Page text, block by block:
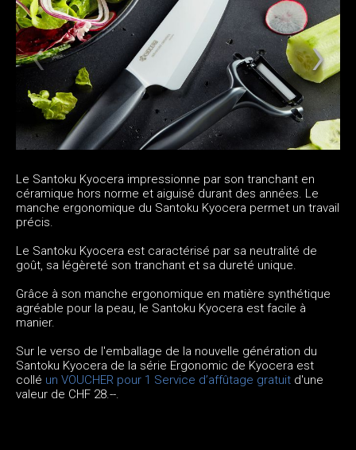
Le Santoku Kyocera impressionne par son tranchant en
céramique hors norme et aiguisé durant des années. Le
manche ergonomique du Santoku Kyocera permet un travail
précis.
Le Santoku Kyocera est caractérisé par sa neutralité de
goût, sa légèreté son tranchant et sa dureté unique.
Grâce à son manche ergonomique en matière synthétique
agréable pour la peau, le Santoku Kyocera est facile à
manier.
Sur le verso de l'emballage de la nouvelle génération du
Santoku Kyocera de la série Ergonomic de Kyocera est
collé un VOUCHER pour 1 Service d’affûtage gratuit d'une
valeur de CHF 28.--.